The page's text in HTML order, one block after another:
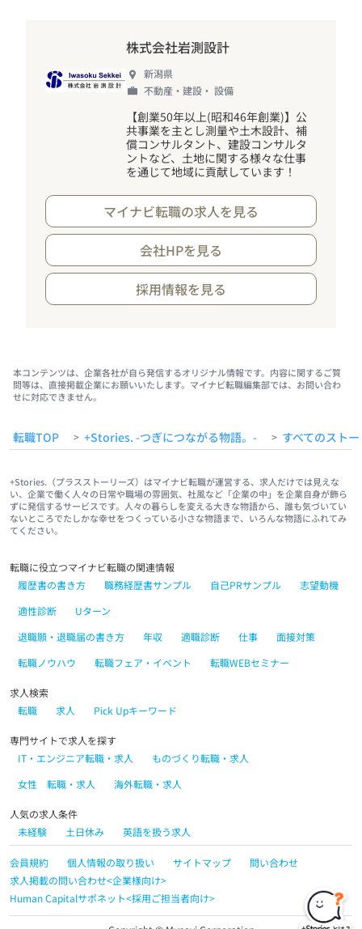
株式会社岩測設計
新潟県
不動産・建設・ 設備
【創業50年以上(昭和46年創業)】公
共事業を主とし測量や土木設計、補
償コンサルタント、建設コンサルタ
ントなど、土地に関する様々な仕事
を通じて地域に貢献しています ！
マイナビ転職の求人を見る
会社HPを見る
採用情報を見る
本コンテンツは、企業各社が自ら発信するオリジナル情報です。内容に関するご質
問等は、直接掲載企業にお願いいたします。マイナビ転職編集部では、お問い合わ
せに対応できません。
転職TOP > +Stories. -つぎにつながる物語。- > すべてのスト
+Stories.（プラスストーリーズ）はマイナビ転職が運営する、求人だけでは見えな
い、企業で働く人々の日常や職場の雰囲気、社風など「企業の中」を企業自身が飾ら
ずに発信するサービスです。人々の暮らしを変える大きな物語から、誰も気づいてい
ないところでたしかな幸せをつくっている小さな物語まで、いろんな物語にふれてみ
てください。
転職に役立つマイナビ転職の関連情報
履歴書の書き方
職務経歴書サンプル 自己PRサンプル
志望動機
適性診断
Uターン
退職願・退職届の書き方
年収 適職診断 仕事
面接対策
転職ノウハウ
転職フェア・イベント 転職WEBセミナー
求人検索
転職
求人 Pick Upキーワード
専門サイトで求人を探す
IT・エンジニア転職・求人
ものづくり転職・求人
女性 転職・求人
海外転職・求人
人気の求人条件
未経験
土日休み 英語を扱う求人
会員規約 個人情報の取り扱い サイトマップ
問い合わせ
求人掲載の問い合わせ<企業様向け>
Human Capitalサポネット<採用ご担当者向け>